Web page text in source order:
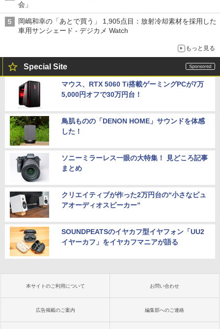
会」
岡嶋和幸の「あとで買う」 1,905点目：放射冷却素材を採用した
車用サンシェード - デジカメ Watch
もっと見る
Special Site
マウス、RTX 5060 Ti搭載ゲーミングPCが7万
5,000円オフで30万円台！
鳥肌ものの「DENON HOME」サウンドを体感
した！
ソニーミラーレス一眼の大特集！ 見どころ記事
まとめ
クリエイティブが作った2万円台の“小さなピュ
アオーディオスピーカー”
SOUNDPEATSのイヤカフ型イヤフォン「UU2
イヤーカフ」をイヤカフマニアが語る
本サイトのご利用について お問い合わせ
広告掲載のご案内 編集部へのご連絡